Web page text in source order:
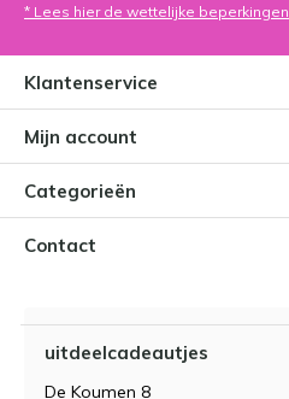
* Lees hier de wettelijke beperkingen
Klantenservice
Mijn account
Categorieën
Contact
uitdeelcadeautjes
De Koumen 8